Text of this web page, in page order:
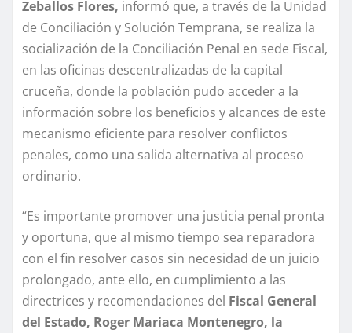
Zeballos Flores, informó que, a través de la Unidad
de Conciliación y Solución Temprana, se realiza la
socialización de la Conciliación Penal en sede Fiscal,
en las oficinas descentralizadas de la capital
cruceña, donde la población pudo acceder a la
información sobre los beneficios y alcances de este
mecanismo eficiente para resolver conflictos
penales, como una salida alternativa al proceso
ordinario.
“Es importante promover una justicia penal pronta
y oportuna, que al mismo tiempo sea reparadora
con el fin resolver casos sin necesidad de un juicio
prolongado, ante ello, en cumplimiento a las
directrices y recomendaciones del Fiscal General
del Estado, Roger Mariaca Montenegro, la